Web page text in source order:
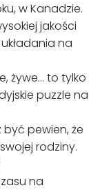
w Kanadzie.
jakości
na
żywe… to tylko
puzzle na
być pewien, że
rodziny.
na